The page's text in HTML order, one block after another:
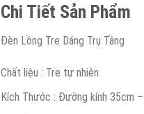
Chi Tiết Sản Phẩm
Đèn Lồng Tre Dáng Trụ Tầng
Chất liệu : Tre tự nhiên
Kích Thước : Đường kính 35cm –